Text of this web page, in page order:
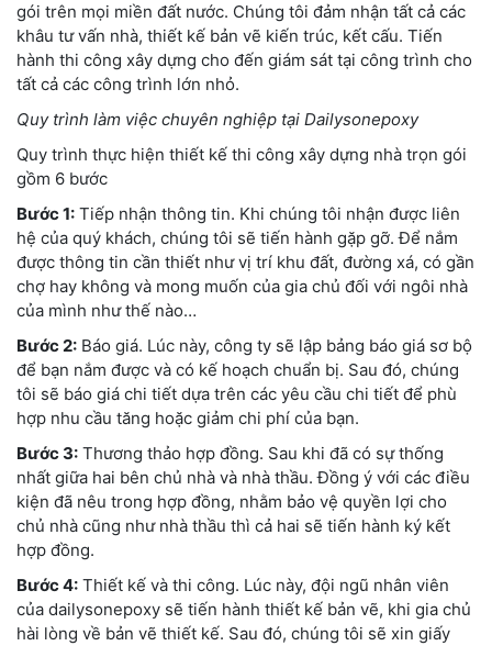
gói trên mọi miền đất nước. Chúng tôi đảm nhận tất cả các
khâu tư vấn nhà, thiết kế bản vẽ kiến trúc, kết cấu. Tiến
hành thi công xây dựng cho đến giám sát tại công trình cho
tất cả các công trình lớn nhỏ.
Quy trình làm việc chuyên nghiệp tại Dailysonepoxy
Quy trình thực hiện thiết kế thi công xây dựng nhà trọn gói
gồm 6 bước
Bước 1: Tiếp nhận thông tin. Khi chúng tôi nhận được liên
hệ của quý khách, chúng tôi sẽ tiến hành gặp gỡ. Để nắm
được thông tin cần thiết như vị trí khu đất, đường xá, có gần
chợ hay không và mong muốn của gia chủ đối với ngôi nhà
của mình như thế nào…
Bước 2: Báo giá. Lúc này, công ty sẽ lập bảng báo giá sơ bộ
để bạn nắm được và có kế hoạch chuẩn bị. Sau đó, chúng
tôi sẽ báo giá chi tiết dựa trên các yêu cầu chi tiết để phù
hợp nhu cầu tăng hoặc giảm chi phí của bạn.
Bước 3: Thương thảo hợp đồng. Sau khi đã có sự thống
nhất giữa hai bên chủ nhà và nhà thầu. Đồng ý với các điều
kiện đã nêu trong hợp đồng, nhằm bảo vệ quyền lợi cho
chủ nhà cũng như nhà thầu thì cả hai sẽ tiến hành ký kết
hợp đồng.
Bước 4: Thiết kế và thi công. Lúc này, đội ngũ nhân viên
của dailysonepoxy sẽ tiến hành thiết kế bản vẽ, khi gia chủ
hài lòng về bản vẽ thiết kế. Sau đó, chúng tôi sẽ xin giấy